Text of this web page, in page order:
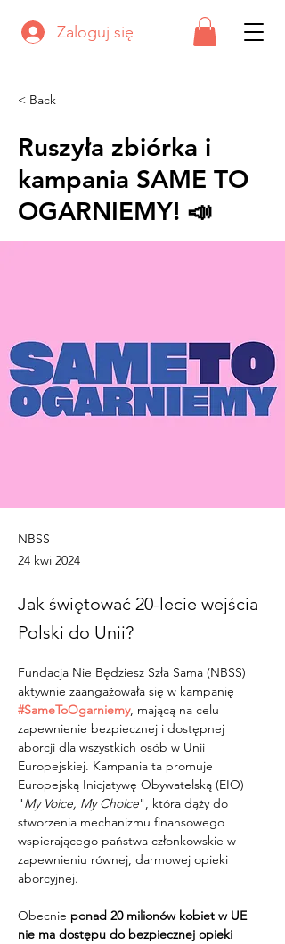
Zaloguj się
< Back
Ruszyła zbiórka i
kampania SAME TO
OGARNIEMY! 📣
NBSS
24 kwi 2024
Jak świętować 20-lecie wejścia
Polski do Unii?
Fundacja Nie Będziesz Szła Sama (NBSS)
aktywnie zaangażowała się w kampanię
#SameToOgarniemy, mającą na celu
zapewnienie bezpiecznej i dostępnej
aborcji dla wszystkich osób w Unii
Europejskiej. Kampania ta promuje
Europejską Inicjatywę Obywatelską (EIO)
"My Voice, My Choice", która dąży do
stworzenia mechanizmu finansowego
wspierającego państwa członkowskie w
zapewnieniu równej, darmowej opieki
aborcyjnej.
Obecnie ponad 20 milionów kobiet w UE
nie ma dostępu do bezpiecznej opieki